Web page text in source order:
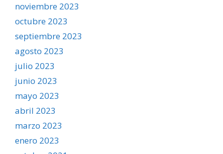
noviembre 2023
octubre 2023
septiembre 2023
agosto 2023
julio 2023
junio 2023
mayo 2023
abril 2023
marzo 2023
enero 2023